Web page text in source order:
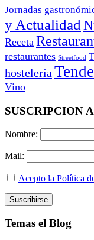
Jornadas
y Actualidad
Receta
restaurantes Streetfood
hostelería
Vino
SUSCRIPCION
Nombre:
Mail:
Acepto la Política
Temas el Blog